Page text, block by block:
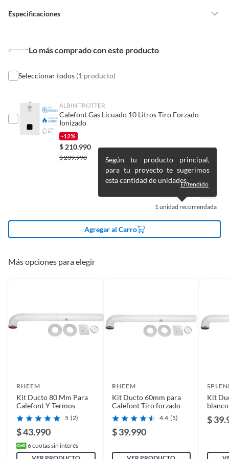
Pinturas de un color a solicitud.
• Dos rocetas de silicona para pasada de muro,
Especificaciones
producto
servicio técnico
electrodomésticos
Sobrepuesto
Modelo RW16ESC
Tipo de encendido No aplica
Requiere Serial
Number
No
Lo más comprado con este producto
Seleccionar todos (1 producto)
ALBIN TROTTER
Calefont Gas Licuado 10 Litros Tiro Forzado
Ionizado
-12%
$ 210.990
$239.990
1unidad recomendada
Según tu producto principal,
para tu proyecto te sugerimos
esta cantidad de unidades.Entendido
Agregar al Carro
Más opciones para elegir
RHEEM
Kit Ducto 80 Mm Para
Calefont Y Termos
5 (2)
$ 43.990
6cuotas sin interés
RHEEM
Kit Ducto 60mm para
Calefont Tiro forzado
4.4 (5)
$ 39.990
Kit
$